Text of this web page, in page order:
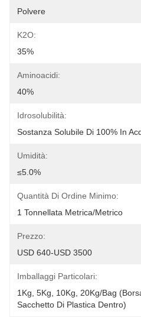
Polvere
K2O:
35%
Aminoacidi:
40%
Idrosolubilità:
Sostanza Solubile Di 100% In
Umidità:
≤5.0%
Quantità Di Ordine Minimo:
1 Tonnellata Metrica/metrico
Prezzo:
USD 640-USD 3500
Imballaggi Particolari:
1Kg, 5Kg, 10Kg, 20Kg/Bag
Sacchetto Di Plastica Dentro)